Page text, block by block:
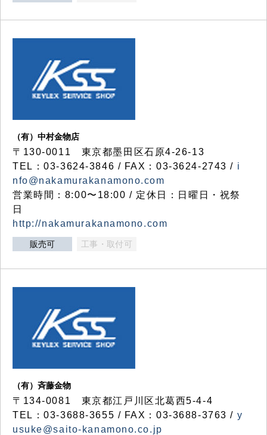
（有）中村金物店
〒130-0011 東京都墨田区石原4-26-13
TEL：03-3624-3846 / FAX：03-3624-2743 / i
nfo@nakamurakanamono.com
営業時間：8:00〜18:00 / 定休日：日曜日・祝祭
日
http://nakamurakanamono.com
販売可 工事・取付可
（有）斉藤金物
〒134-0081 東京都江戸川区北葛西5-4-4
TEL：03-3688-3655 / FAX：03-3688-3763 / y
usuke@saito-kanamono.co.jp